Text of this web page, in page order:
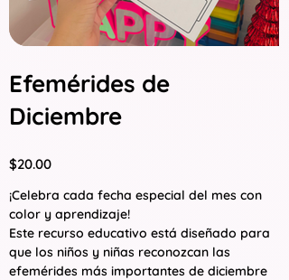
Efemérides de
Diciembre
Precio
$20.00
¡Celebra cada fecha especial del mes con
color y aprendizaje!
Este recurso educativo está diseñado para
que los niños y niñas reconozcan las
efemérides más importantes de diciembre